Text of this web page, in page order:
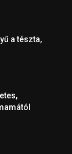
a tészta,